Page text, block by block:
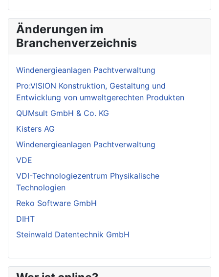
Änderungen im
Branchenverzeichnis
Windenergieanlagen Pachtverwaltung
Pro:VISION Konstruktion, Gestaltung und
Entwicklung von umweltgerechten Produkten
QUMsult GmbH & Co. KG
Kisters AG
Windenergieanlagen Pachtverwaltung
VDE
VDI-Technologiezentrum Physikalische
Technologien
Reko Software GmbH
DIHT
Steinwald Datentechnik GmbH